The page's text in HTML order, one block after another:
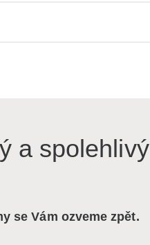
a spolehlivý
se Vám ozveme zpět.